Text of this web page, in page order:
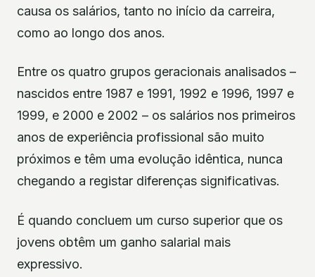
causa os salários, tanto no início da carreira,
como ao longo dos anos.
Entre os quatro grupos geracionais analisados –
nascidos entre 1987 e 1991, 1992 e 1996, 1997 e
1999, e 2000 e 2002 – os salários nos primeiros
anos de experiência profissional são muito
próximos e têm uma evolução idêntica, nunca
chegando a registar diferenças significativas.
É quando concluem um curso superior que os
jovens obtêm um ganho salarial mais
expressivo.